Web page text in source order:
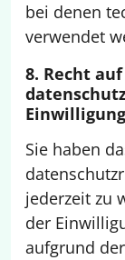
bei denen
verwendet
8. Recht
Sie haben
jederzeit zu
der
aufgrund